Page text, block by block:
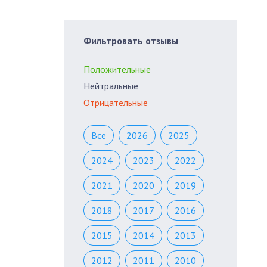
Фильтровать отзывы
Положительные
Нейтральные
Отрицательные
Все 2026 2025
2024 2023 2022
2021 2020 2019
2018 2017 2016
2015 2014 2013
2012 2011 2010